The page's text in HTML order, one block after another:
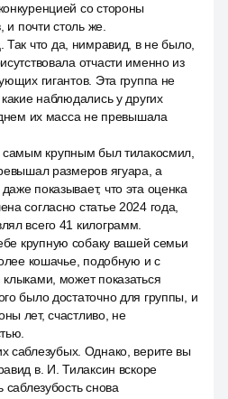
со стороны
и почти столь же.
что да, нимравид, в не было,
отчасти именно из
гигантов. Эта группа не
наблюдались у других
их масса не превышала
самым крупным был тилакосмил,
размеров ягуара, а
показывает, что эта оценка
согласно статье 2024 года,
всего 41 килограмм.
крупную собаку вашей семьи
кошачье, подобную и с
может показаться
было достаточно для группы, и
лет, счастливо, не
саблезубых. Однако, верите вы
в. И. Тилаксин вскоре
саблезубость снова